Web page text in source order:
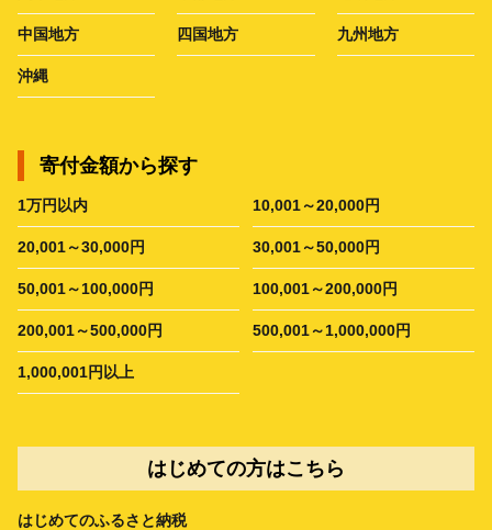
中国地方 四国地方 九州地方
沖縄
寄付金額から探す
1万円以内 10,001～20,000円
20,001～30,000円 30,001～50,000円
50,001～100,000円 100,001～200,000円
200,001～500,000円 500,001～1,000,000円
1,000,001円以上
はじめての方はこちら
はじめてのふるさと納税